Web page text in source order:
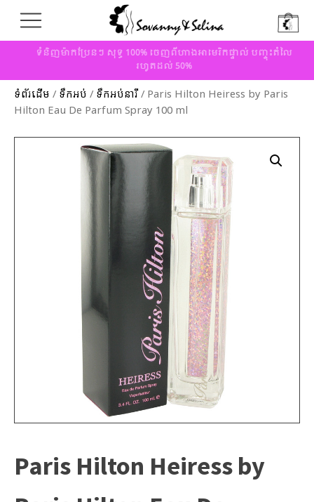
ទំនិញម៉ាកប្រែនៗ សុទ្ធ 100% ចេញពីហាងអាមេរិកផ្ទាល់ បញ្ចុះតំលៃ
រហូតដល់ 50%
ទំព័រដើម / ទឹកអប់ / ទឹកអប់នារី/ Paris Hilton Heiress by Paris
Hilton Eau De Parfum Spray 100 ml
Paris Hilton Heiress by